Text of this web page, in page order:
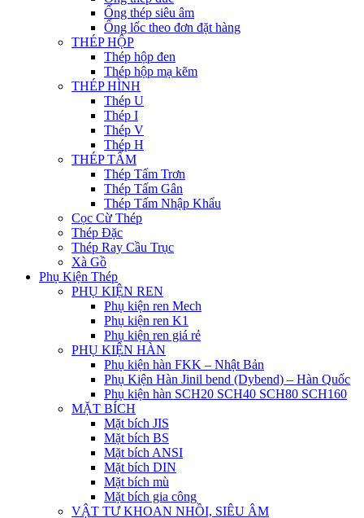
Ống thép siêu âm
Ống lốc theo đơn đặt hàng
THÉP HỘP
Thép hộp đen
Thép hộp mạ kẽm
THÉP HÌNH
Thép U
Thép I
Thép V
Thép H
THÉP TẤM
Thép Tấm Trơn
Thép Tấm Gân
Thép Tấm Nhập Khẩu
Cọc Cừ Thép
Thép Đặc
Thép Ray Cầu Trục
Xà Gồ
Phụ Kiện Thép
PHỤ KIỆN REN
Phụ kiện ren Mech
Phụ kiện ren K1
Phụ kiện ren giá rẻ
PHỤ KIỆN HÀN
Phụ kiện hàn FKK – Nhật Bản
Phụ Kiện Hàn Jinil bend (Dybend) – Hàn Quốc
Phụ kiện hàn SCH20 SCH40 SCH80 SCH160
MẶT BÍCH
Mặt bích JIS
Mặt bích BS
Mặt bích ANSI
Mặt bích DIN
Mặt bích mù
Mặt bích gia công
VẬT TƯ KHOAN NHỒI, SIÊU ÂM